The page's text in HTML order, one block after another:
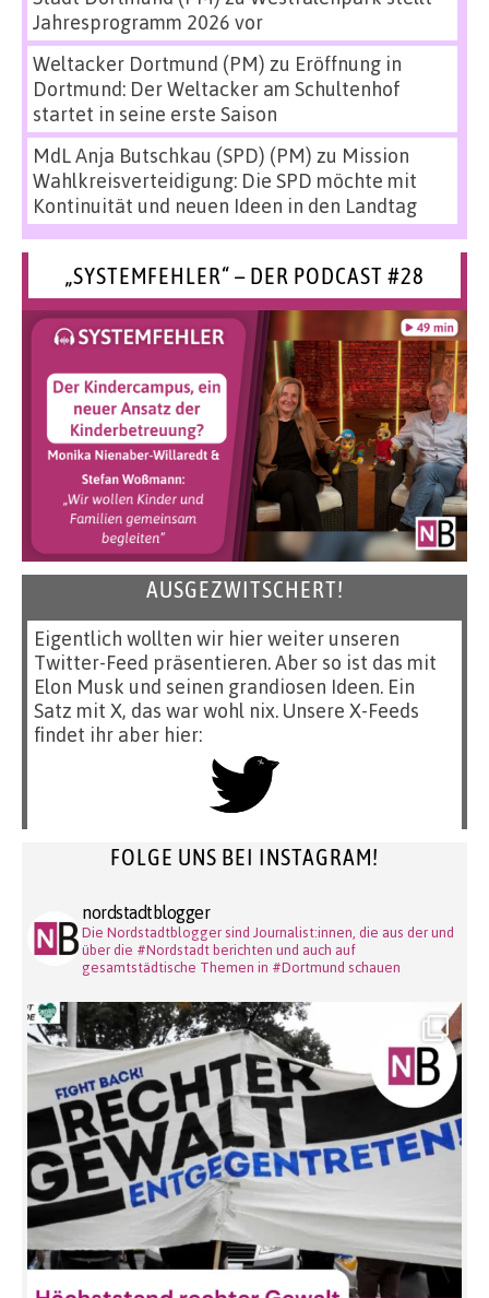
Jahresprogramm 2026 vor
Weltacker Dortmund (PM) zu Eröffnung in
Dortmund: Der Weltacker am Schultenhof
startet in seine erste Saison
MdL Anja Butschkau (SPD) (PM) zu Mission
Wahlkreisverteidigung: Die SPD möchte mit
Kontinuität und neuen Ideen in den Landtag
„SYSTEMFEHLER“ – DER PODCAST #28
AUSGEZWITSCHERT!
Eigentlich wollten wir hier weiter unseren
Twitter-Feed präsentieren. Aber so ist das mit
Elon Musk und seinen grandiosen Ideen. Ein
Satz mit X, das war wohl nix. Unsere X-Feeds
findet ihr aber hier:
FOLGE UNS BEI INSTAGRAM!
nordstadtblogger
Die Nordstadtblogger sind Journalist:innen, die aus der und
über die #Nordstadt berichten und auch auf
gesamtstädtische Themen in #Dortmund schauen